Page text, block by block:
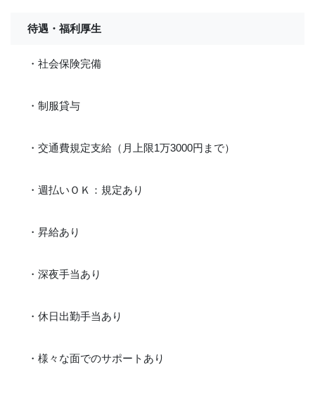
待遇・福利厚生
・社会保険完備
・制服貸与
・交通費規定支給（月上限1万3000円まで）
・週払いＯＫ：規定あり
・昇給あり
・深夜手当あり
・休日出勤手当あり
・様々な面でのサポートあり